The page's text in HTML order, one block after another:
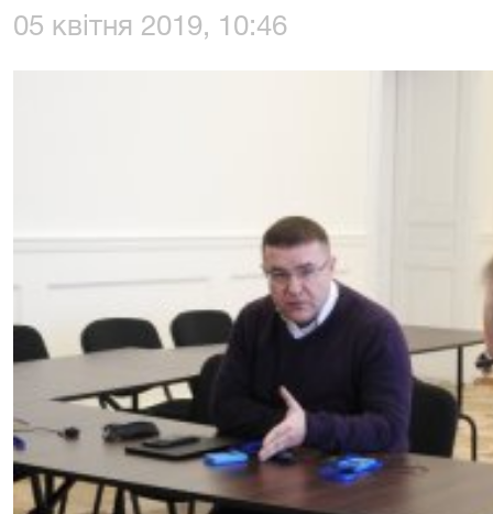
05 квітня 2019, 10:46